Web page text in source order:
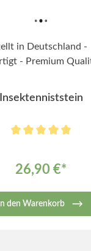
Insektenniststein
26,90 €*
In den Warenkorb